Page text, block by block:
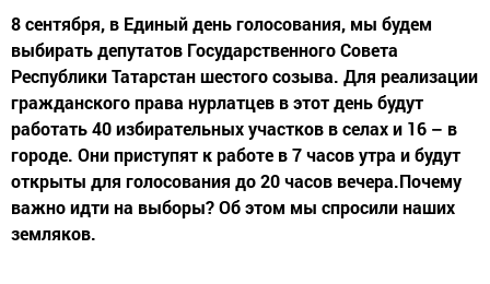
8 сентября, в Единый день голосования, мы будем
выбирать депутатов Государственного Совета
Республики Татарстан шестого созыва. Для реализации
гражданского права нурлатцев в этот день будут
работать 40 избирательных участков в селах и 16 – в
городе. Они приступят к работе в 7 часов утра и будут
открыты для голосования до 20 часов вечера.Почему
важно идти на выборы? Об этом мы спросили наших
земляков.